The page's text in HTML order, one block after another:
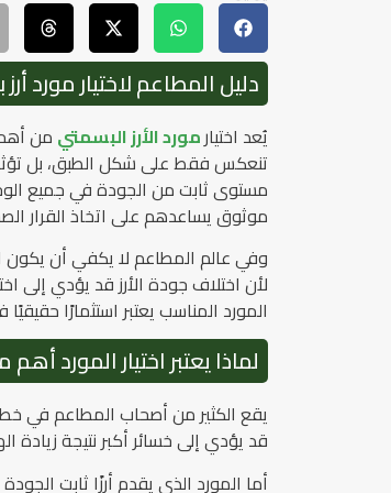
دليل المطاعم لاختيار مورد
يُعد اختيارمورد الأرز البسمتي من أهم
تنعكس فقط على شكل الطبق، بل تؤثر
مستوى ثابت من الجودة في جميع
موثوق يساعدهم على اتخاذ القرار
وفي عالم المطاعم لا يكفي أن يكون
لأن اختلاف جودة الأرز قد يؤدي إلى
المورد المناسب يعتبر استثمارًا
لماذا يعتبر اختيار المورد
يقع الكثير من أصحاب المطاعم في
قد يؤدي إلى خسائر أكبر نتيجة زيادة
أما المورد الذي يقدم أرزًا ثابت